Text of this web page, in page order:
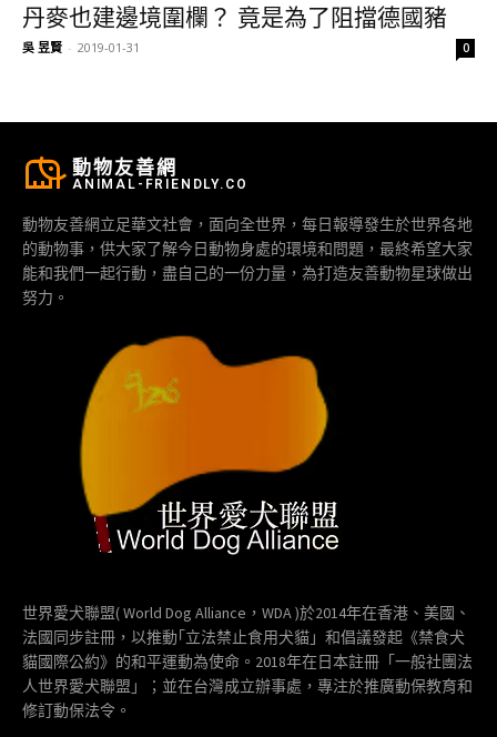
丹麥也建邊境圍欄？ 竟是為了阻擋德國豬
吳 昱賢 - 2019-01-31 0
動物友善網
ANIMAL-FRIENDLY.CO
動物友善網立足華文社會，面向全世界，每日報導發生於世界各地
的動物事，供大家了解今日動物身處的環境和問題，最終希望大家
能和我們一起行動，盡自己的一份力量，為打造友善動物星球做出
努力。
世界愛犬聯盟( World Dog Alliance，WDA )於2014年在香港、美國、
法國同步註冊，以推動｢立法禁止食用犬貓」和倡議發起《禁食犬
貓國際公約》的和平運動為使命。2018年在日本註冊「一般社團法
人世界愛犬聯盟」；並在台灣成立辦事處，專注於推廣動保教育和
修訂動保法令。